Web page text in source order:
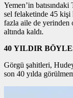
Yemen’in
sel felaketinde 45 kişi
fazla aile de yerinden
altında kaldı.
40 YILDIR
Görgü şahitleri,
son 40 yılda